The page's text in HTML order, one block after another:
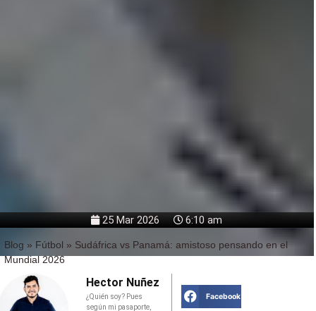
25 Mar 2026 6:10 am
Blog » Fútbol » Sudáfrica vs Panamá: amistoso pensando en el
Mundial 2026
Hector Nuñez
¿Quién soy? Pues
según mi pasaporte,
Facebook